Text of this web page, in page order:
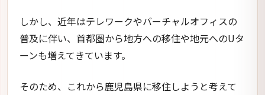
しかし、近年はテレワークやバーチャルオフィスの
普及に伴い、首都圏から地方への移住や地元へのUタ
ーンも増えてきています。
そのため、これから鹿児島県に移住しようと考えて